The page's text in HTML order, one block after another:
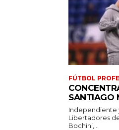
FÚTBOL
SANTIAGO
Independiente
Libertadores
Bochini,...